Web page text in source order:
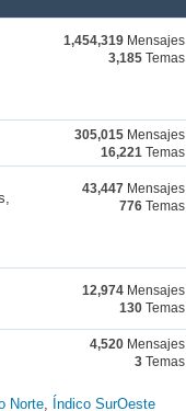
1,454,319 Mensajes
3,185 Temas
305,015 Mensajes
16,221 Temas
43,447 Mensajes
776 Temas
12,974 Mensajes
130 Temas
4,520 Mensajes
3 Temas
Norte Índico SurOeste